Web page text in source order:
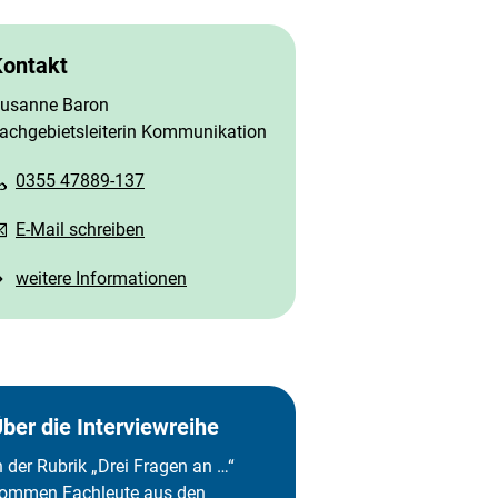
Baron
Kommunikation
0355 47889-137
E-Mail schreiben
weitere Informationen
die Interviewreihe
der Rubrik „Drei Fragen an …“
Fachleute aus den